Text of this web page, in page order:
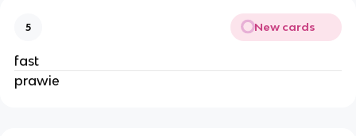
5 New cards
fast
prawie